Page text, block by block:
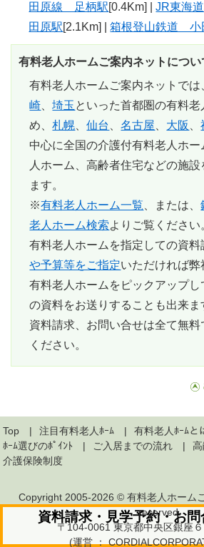
資料請求・見学予約・お
田原線 足柄駅[0.4Km] |JR東海
田原駅[2.1Km] |箱根登山鉄道 小
有料老人ホームご案内ネットについ
有料老人ホームご案内ネットでは
崎 、埼玉 といった首都圏の有料老
め、札幌 、仙台 、名古屋 大阪 、
中心に全国の介護付有料老人ホ
人ホーム、高齢者住宅などの施設
ます。
※有料老人ホーム一覧 、または、
老人ホーム検索よりご覧ください
有料老人ホームを指定しての資
や予算等をご指定いただければ弊
有料老人ホームをピックアップ
の資料をお送りすることも出来ま
資料請求、お問い合せは全て無料
ください。
Top 注目有料老人ﾎｰﾑ
有料老人ﾎｰﾑと
ﾎｰﾑ選びのﾎﾟｲﾝﾄ
ご入居までの流れ
介護保険制度
Copyright 2005-2026 © 有料老人ホーム
reserved.
〒104-0061 東京都中央区銀座
(運営 ：